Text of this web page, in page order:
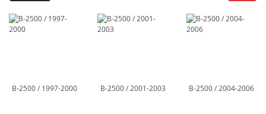
B-2500 / 1997-2000 B-2500 / 2001-2003 B-2500 / 2004-2006